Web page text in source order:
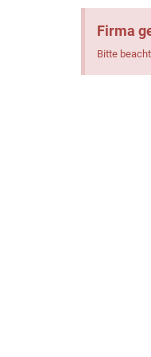
Firma
Bitte